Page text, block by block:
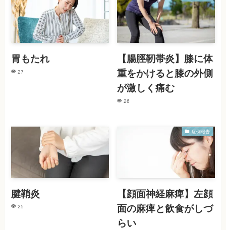
胃もたれ
27
【腸脛靭帯炎】膝に体
重をかけると膝の外側
が激しく痛む
26
腱鞘炎
25
症例報告
【顔面神経麻痺】左顔
面の麻痺と飲食がしづ
らい